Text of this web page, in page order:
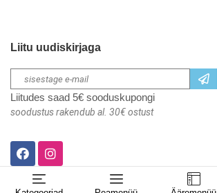
Liitu uudiskirjaga
Liitudes saad 5€ sooduskupongi
soodustus rakendub al. 30€ ostust